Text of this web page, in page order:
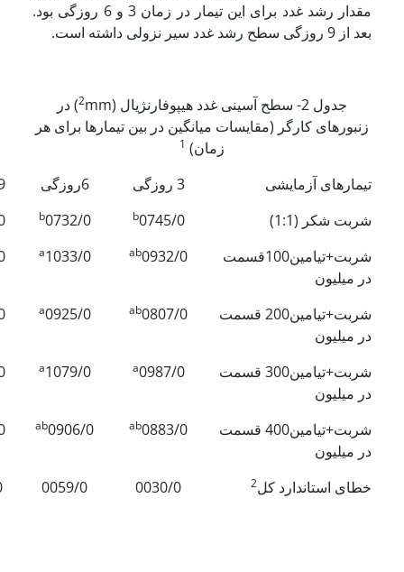
مقدار رشد غدد برای این تیمار در زمان 3 و 6 روزگی بود.
بعد از 9 روزگی سطح رشد غدد سیر نزولی داشته است.
جدول 2- سطح آسینی غدد هیپوفارنژیال ( 2mm) در
زنبورهای کارگر (مقایسات میانگین در بین تیمارها برای هر
زمان) 1
تیمارهای آزمایشی 3 روزگی 6روزگی
9
شربت شکر (1:1)
b0745/0
b0732/0
شربت+تیامین100قسمت
در میلیون
ab0932/0
a1033/0
شربت+تیامین200 قسمت
در میلیون
ab0807/0
a0925/0
شربت+تیامین300 قسمت
در میلیون
a0987/0
a1079/0
شربت+تیامین400 قسمت
در میلیون
ab0883/0
ab0906/0
خطای استاندارد کل2
0030/0
0059/0